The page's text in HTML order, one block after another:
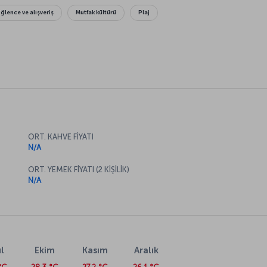
ve alışveriş Mutfak kültürü Plaj
ORT. KAHVE FİYATI
N/A
ORT. YEMEK FİYATI (2 KİŞİLİK)
N/A
Ekim Kasım Aralık